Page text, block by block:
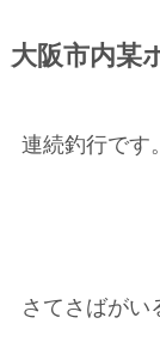
大阪市内某
連続釣行です。
さてさばがい